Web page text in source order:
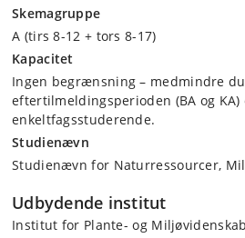
Skemagruppe
A (tirs 8-12 + tors 8-17)
Kapacitet
Ingen begrænsning – medmindre
eftertilmeldingsperioden (BA og
enkeltfagsstuderende.
Studienævn
Studienævn for Naturressourcer,
Udbydende institut
Institut for Plante- og Miljøvidenskab